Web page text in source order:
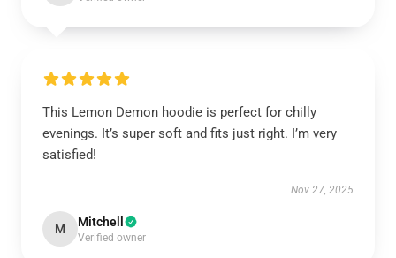
This Lemon Demon hoodie is perfect for chilly
evenings. It’s super soft and fits just right. I’m very
satisfied!
Nov 27, 2025
M Mitchell
Verified owner